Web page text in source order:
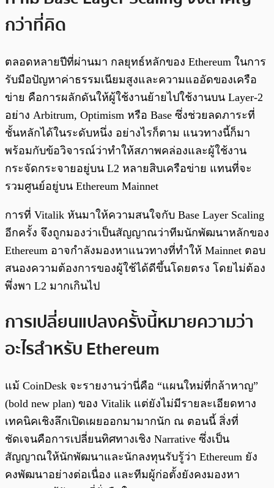
กว่าที่คิด
ตลอดหลายปีที่ผ่านมา กลยุทธ์หลักของ Ethereum ในการ
รับมือปัญหาค่าธรรมเนียมสูงและความแออัดของเครือ
ข่าย คือการผลักดันให้ผู้ใช้งานย้ายไปใช้งานบน Layer-2
อย่าง Arbitrum, Optimism หรือ Base ซึ่งช่วยลดภาระที่
ชั้นหลักได้ในระดับหนึ่ง อย่างไรก็ตาม แนวทางนี้ก็มา
พร้อมกับข้อวิจารณ์ว่าทำให้สภาพคล่องและผู้ใช้งาน
กระจัดกระจายอยู่บน L2 หลายสิบเครือข่าย แทนที่จะ
รวมศูนย์อยู่บน Ethereum Mainnet
การที่ Vitalik หันมาให้ความสนใจกับ Base Layer Scaling
อีกครั้ง จึงถูกมองว่าเป็นสัญญาณว่าทีมนักพัฒนาหลักของ
Ethereum อาจกำลังมองหาแนวทางที่ทำให้ Mainnet ตอบ
สนองความต้องการของผู้ใช้ได้ดีขึ้นโดยตรง โดยไม่ต้อง
พึ่งพา L2 มากเกินไป
การเปลี่ยนแปลงครั้งนี้หมายความว่า
อะไรสำหรับ Ethereum
แม้ CoinDesk จะรายงานว่านี่คือ “แผนใหม่ที่กล้าหาญ”
(bold new plan) ของ Vitalik แต่ยังไม่มีรายละเอียดทาง
เทคนิคเชิงลึกเปิดเผยออกมามากนัก ณ ตอนนี้ สิ่งที่
ชัดเจนคือการเปลี่ยนทิศทางเชิง Narrative ซึ่งเป็น
สัญญาณให้นักพัฒนาและนักลงทุนรับรู้ว่า Ethereum ยัง
คงพัฒนาอย่างต่อเนื่อง และทีมผู้ก่อตั้งยังคงมองหา